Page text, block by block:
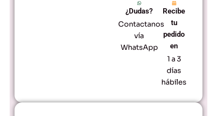
Impresiones
¿Dudas?
Contactanos
vía
WhatsApp
Recibe
tu
pedido
en
1 a 3
días
hábiles